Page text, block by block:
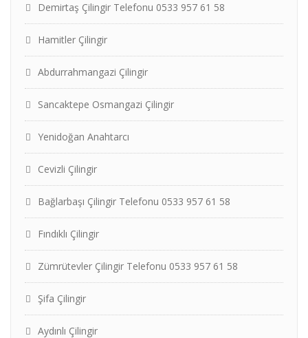
Demirtaş Çilingir Telefonu 0533 957 61 58
Hamitler Çilingir
Abdurrahmangazi Çilingir
Sancaktepe Osmangazi Çilingir
Yenidoğan Anahtarcı
Cevizli Çilingir
Bağlarbaşı Çilingir Telefonu 0533 957 61 58
Fındıklı Çilingir
Zümrütevler Çilingir Telefonu 0533 957 61 58
Şifa Çilingir
Aydınlı Çilingir